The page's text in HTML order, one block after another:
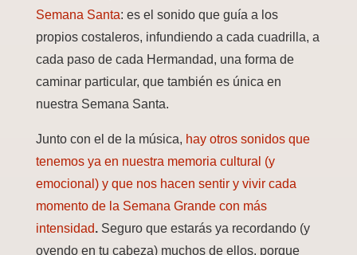
Semana Santa: es el sonido que guía a los
propios costaleros, infundiendo a cada cuadrilla, a
cada paso de cada Hermandad, una forma de
caminar particular, que también es única en
nuestra Semana Santa.
Junto con el de la música, hay otros sonidos que
tenemos ya en nuestra memoria cultural (y
emocional) y que nos hacen sentir y vivir cada
momento de la Semana Grande con más
intensidad.Seguro que estarás ya recordando (y
oyendo en tu cabeza) muchos de ellos, porque